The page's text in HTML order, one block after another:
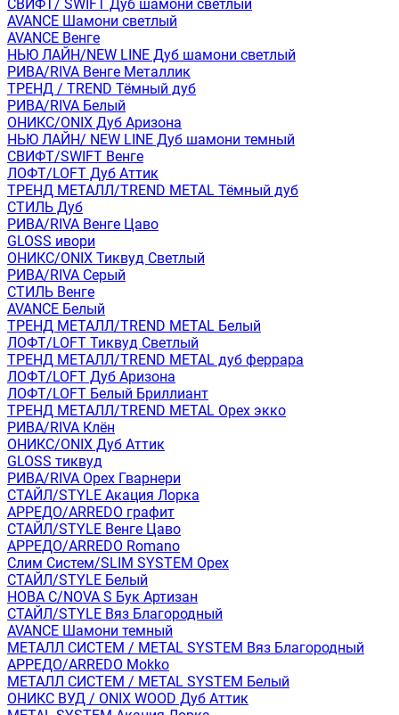
СВИФТ/ SWIFT Дуб шамони светлый
AVANCE Шамони светлый
AVANCE Венге
НЬЮ ЛАЙН/NEW LINE Дуб шамони светлый
РИВА/RIVA Венге Металлик
TРЕНД / TREND Тёмный дуб
РИВА/RIVA Белый
ОНИКС/ONIX Дуб Аризона
НЬЮ ЛАЙН/ NEW LINE Дуб шамони темный
СВИФТ/SWIFT Венге
ЛОФТ/LOFT Дуб Аттик
ТРЕНД МЕТАЛЛ/TREND METAL Тёмный дуб
СТИЛЬ Дуб
РИВА/RIVA Венге Цаво
GLOSS ивори
ОНИКС/ONIX Тиквуд Светлый
РИВА/RIVA Серый
СТИЛЬ Венге
AVANСE Белый
ТРЕНД МЕТАЛЛ/TREND METAL Белый
ЛОФТ/LOFT Тиквуд Светлый
ТРЕНД МЕТАЛЛ/TREND METAL дуб феррара
ЛОФТ/LOFT Дуб Аризона
ЛОФТ/LOFT Белый Бриллиант
ТРЕНД МЕТАЛЛ/TREND METAL Орех экко
РИВА/RIVA Клён
ОНИКС/ONIX Дуб Аттик
GLOSS тиквуд
РИВА/RIVA Орех Гварнери
СТАЙЛ/STYLE Акация Лорка
АРРЕДО/ARREDO графит
СТАЙЛ/STYLE Венге Цаво
АРРЕДО/ARREDO Romano
Слим Систем/SLIM SYSTEM Орех
СТАЙЛ/STYLE Белый
НОВА С/NOVA S Бук Артизан
СТАЙЛ/STYLE Вяз Благородный
AVANCE Шамони темный
МЕТАЛЛ СИСТЕМ / METAL SYSTEM Вяз Благородный
АРРЕДО/ARREDO Mokko
МЕТАЛЛ СИСТЕМ / METAL SYSTEM Белый
ОНИКС ВУД / ONIX WOOD Дуб Аттик